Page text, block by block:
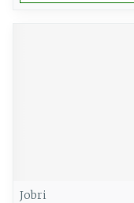
Jobri